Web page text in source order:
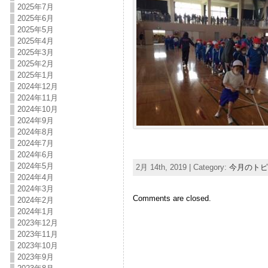
2025年7月
2025年6月
2025年5月
2025年4月
2025年3月
2025年2月
2025年1月
2024年12月
2024年11月
2024年10月
2024年9月
2024年8月
2024年7月
2024年6月
2024年5月
2024年4月
2024年3月
2024年2月
2024年1月
2023年12月
2023年11月
2023年10月
2023年9月
2月 14th, 2019 | Category: 今月のト
Comments are closed.